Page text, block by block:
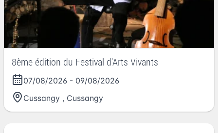
8ème édition du Festival d'Arts Vivants
07/08/2026 - 09/08/2026
Cussangy , Cussangy